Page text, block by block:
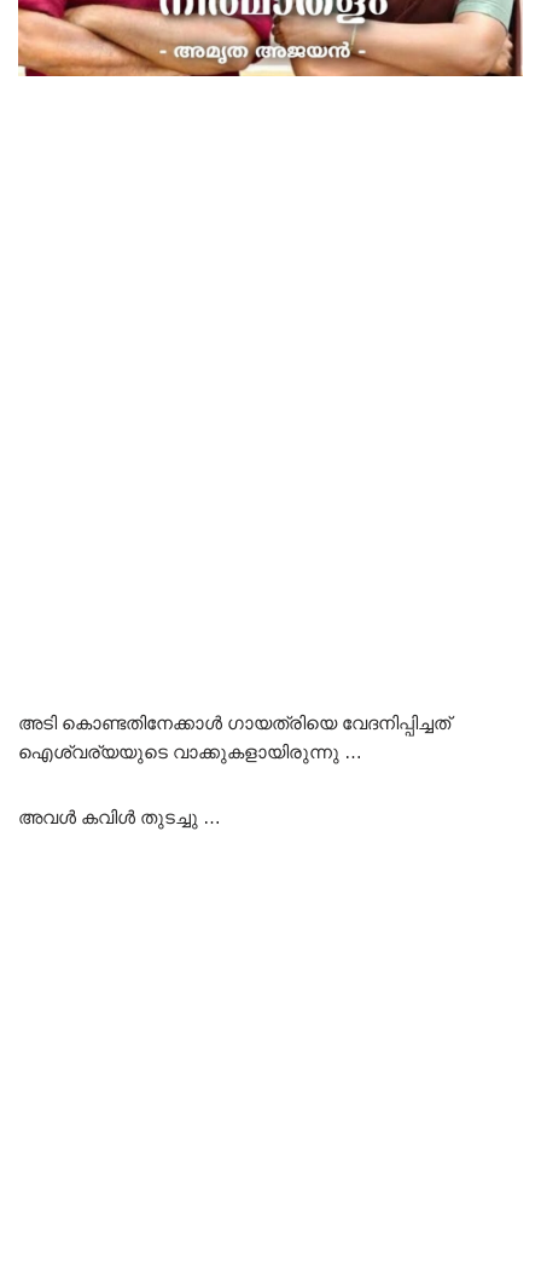
അടി കൊണ്ടതിനേക്കാൾ ഗായത്രിയെ വേദനിപ്പിച്ചത്
ഐശ്വര്യയുടെ വാക്കുകളായിരുന്നു …
അവൾ കവിൾ തുടച്ചു …